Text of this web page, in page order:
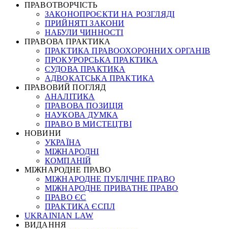
ПРАВОТВОРЧІСТЬ
ЗАКОНОПРОЄКТИ НА РОЗГЛЯДІ
ПРИЙНЯТІ ЗАКОНИ
НАБУЛИ ЧИННОСТІ
ПРАВОВА ПРАКТИКА
ПРАКТИКА ПРАВООХОРОННИХ ОРГАНІВ
ПРОКУРОРСЬКА ПРАКТИКА
СУДОВА ПРАКТИКА
АДВОКАТСЬКА ПРАКТИКА
ПРАВОВИЙ ПОГЛЯД
АНАЛІТИКА
ПРАВОВА ПОЗИЦІЯ
НАУКОВА ДУМКА
ПРАВО В МИСТЕЦТВІ
НОВИНИ
УКРАЇНА
МІЖНАРОДНІ
КОМПАНІЙ
МІЖНАРОДНЕ ПРАВО
МІЖНАРОДНЕ ПУБЛІЧНЕ ПРАВО
МІЖНАРОДНЕ ПРИВАТНЕ ПРАВО
ПРАВО ЄС
ПРАКТИКА ЄСПЛ
UKRAINIAN LAW
ВИДАННЯ